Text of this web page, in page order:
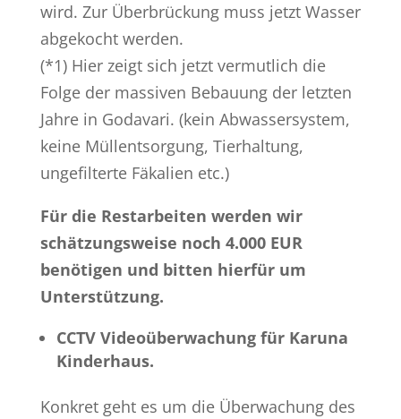
wird. Zur Überbrückung muss jetzt Wasser
abgekocht werden.
(*1) Hier zeigt sich jetzt vermutlich die
Folge der massiven Bebauung der letzten
Jahre in Godavari. (kein Abwassersystem,
keine Müllentsorgung, Tierhaltung,
ungefilterte Fäkalien etc.)
Für die Restarbeiten werden wir
schätzungsweise noch 4.000 EUR
benötigen und bitten hierfür um
Unterstützung.
CCTV Videoüberwachung für Karuna
Kinderhaus.
Konkret geht es um die Überwachung des